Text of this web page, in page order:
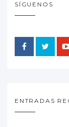
SÍGUENOS
ENTRADAS